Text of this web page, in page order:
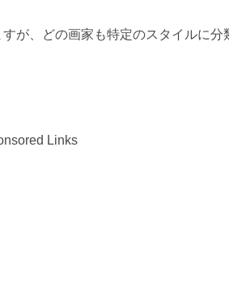
が、どの画家も特定のスタイルに分
Links